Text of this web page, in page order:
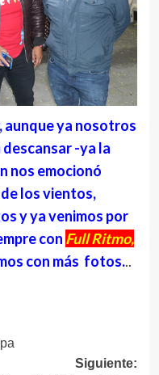
aunque ya nosotros
-ya la
nos emocionó
los vientos,
y ya venimos por
con Full Ritmo,
con más fotos...
Siguiente: